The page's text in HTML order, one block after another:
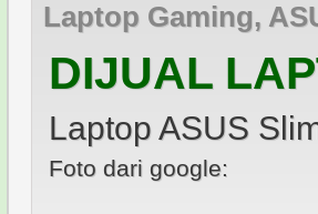
Laptop Gaming,
DIJUAL
Laptop ASUS
Foto dari google: